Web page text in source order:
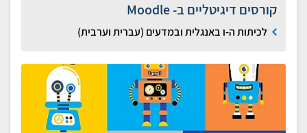
קורסים דיגיטליים ב- Moodle
לכיתות ה-ו באנגלית ובמדעים (עברית וערבית)